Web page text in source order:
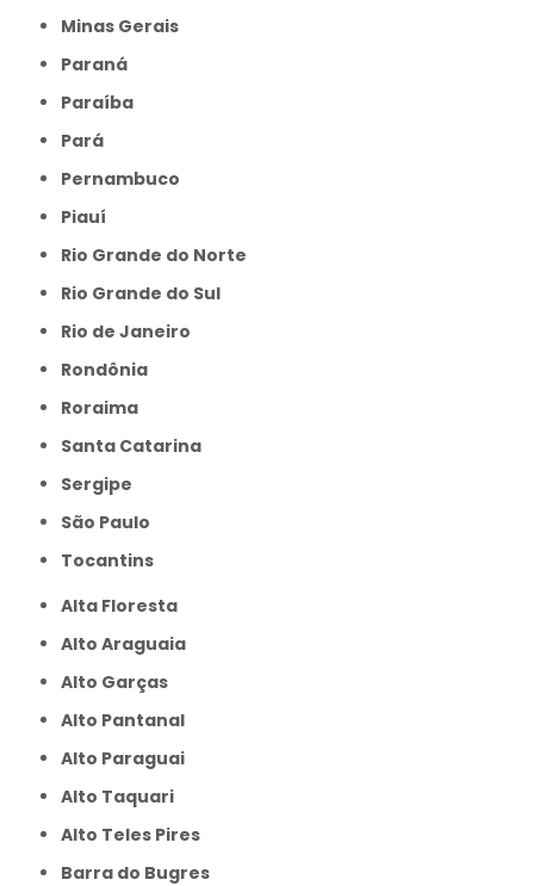
Minas Gerais
Paraná
Paraíba
Pará
Pernambuco
Piauí
Rio Grande do Norte
Rio Grande do Sul
Rio de Janeiro
Rondônia
Roraima
Santa Catarina
Sergipe
São Paulo
Tocantins
Alta Floresta
Alto Araguaia
Alto Garças
Alto Pantanal
Alto Paraguai
Alto Taquari
Alto Teles Pires
Barra do Bugres